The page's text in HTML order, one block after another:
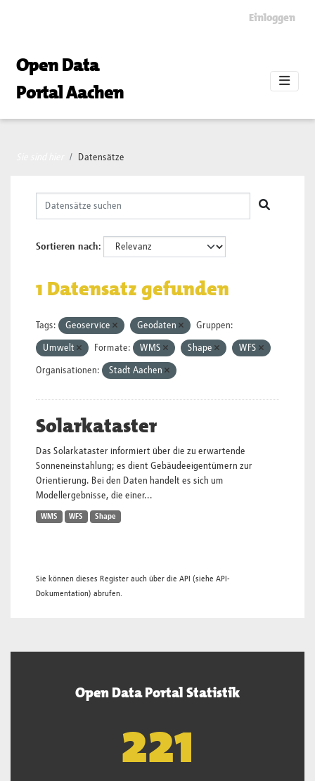
Einloggen
Open Data
Portal Aachen
Datensätze
Sortieren nach
1 Datensatz gefunden
Tags: Geoservice Geodaten Gruppen:
Umwelt Formate: WMS Shape WFS
Organisationen: Stadt Aachen
Solarkataster
Das Solarkataster informiert über die zu erwartende
Sonneneinstahlung; es dient Gebäudeeigentümern zur
Orientierung. Bei den Daten handelt es sich um
Modellergebnisse, die einer...
WMS WFS Shape
Sie können dieses Register auch über die API (siehe API-
Dokumentation) abrufen.
Open Data Portal Statistik
222